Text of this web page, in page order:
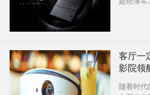
客厅一
影院领
随着时